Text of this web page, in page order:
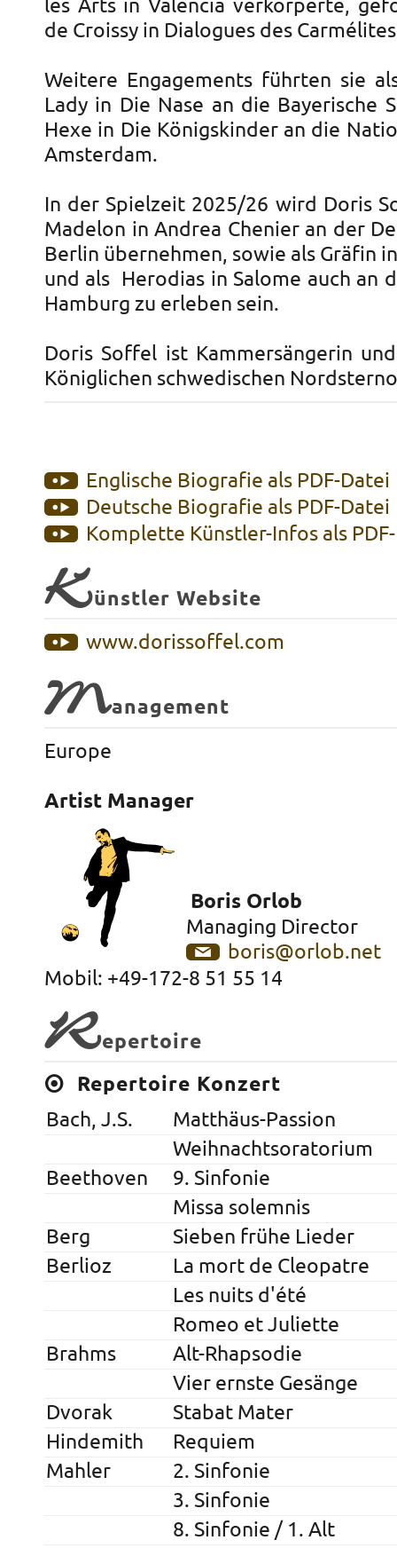
les Arts in Valencia verkörperte,
de Croissy in Dialogues des
Weitere Engagements führten sie
Lady in Die Nase an die Bayerische
Hexe in Die Königskinder an die
Amsterdam.
In der Spielzeit 2025/26 wird Doris
Madelon in Andrea Chenier an der
Berlin übernehmen, sowie als Gräfin
und als Herodias in Salome auch an
Hamburg zu erleben sein.
Doris Soffel ist Kammersängerin
Königlichen schwedischen
Englische Biografie als PDF-Datei
Deutsche Biografie als PDF-Datei
Komplette Künstler-Infos als
Künstler Website
www.dorissoffel.com
Management
Europe
Artist Manager
Boris Orlob
Managing Director
boris@orlob.net
Mobil: +49-172-8 51 55 14
Repertoire
Repertoire Konzert
Bach, J.S.
Matthäus-Passion
Weihnachtsoratorium
Beethoven
9. Sinfonie
Missa solemnis
Berg
Sieben frühe Lieder
Berlioz
La mort de Cleopatre
Les nuits d'été
Romeo et Juliette
Brahms
Alt-Rhapsodie
Vier ernste Gesänge
Dvorak
Stabat Mater
Hindemith
Requiem
Mahler
2. Sinfonie
3. Sinfonie
8. Sinfonie / 1. Alt